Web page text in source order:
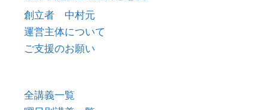
創立者 中村元
運営主体について
ご支援のお願い
全講義一覧